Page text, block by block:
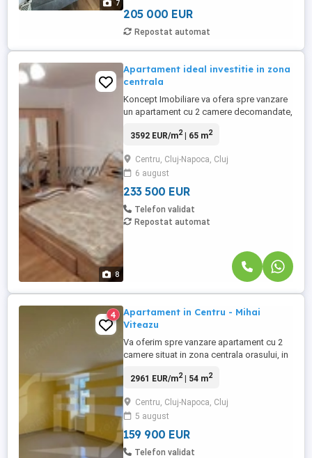
7
distanță similară. ...
205 000 EUR
Repostat automat
8
Apartament ideal investitie in zona
centrala
Koncept Imobiliare va ofera spre vanzare
un apartament cu 2 camere decomandate,
apropiere de Piata Mihai Viteazu si sediul
acces rapid catre centrul istoric, mijloace
de transport in comun, institutii de
invatamant, centre de ...
3592 EUR/m2| 65 m2
Centru, Cluj-Napoca, Cluj
6 august
233 500 EUR
Telefon validat
Repostat automat
4
Apartament in Centru - Mihai
Viteazu
Va oferim spre vanzare apartament cu 2
camere situat in zona centrala orasului, in
camere decomandate - bucatarie - baie -
priveliste catre Somes. Facilitati zona:
Piata Mihai Viteazu, magazine, statie de
bus, parcuri, restaurante ...
2961 EUR/m2| 54 m2
Centru, Cluj-Napoca, Cluj
5 august
159 900 EUR
Telefon validat